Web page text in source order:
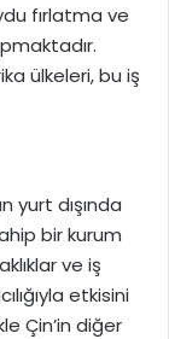
fırlatma ve
ülkeleri, bu iş
yurt dışında
bir kurum
ve iş
etkisini
Çin’in diğer